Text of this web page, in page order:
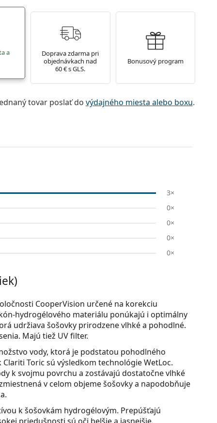
a
Doprava zdarma pri
objednávkach nad
60 € s GLS.
Bonusový program
tovar poslať do výdajného miesta alebo boxu.
3×
0×
0×
0×
0×
CooperVision určené na korekciu
hydrogélového materiálu ponúkajú i optimálny
udržiava šošovky prirodzene vlhké a pohodlné.
Majú tiež UV filter.
vody, ktorá je podstatou pohodlného
Toric sú výsledkom technológie WetLoc.
k svojmu povrchu a zostávajú dostatočne vlhké
v celom objeme šošovky a napodobňuje
k šošovkám hydrogélovým. Prepúšťajú